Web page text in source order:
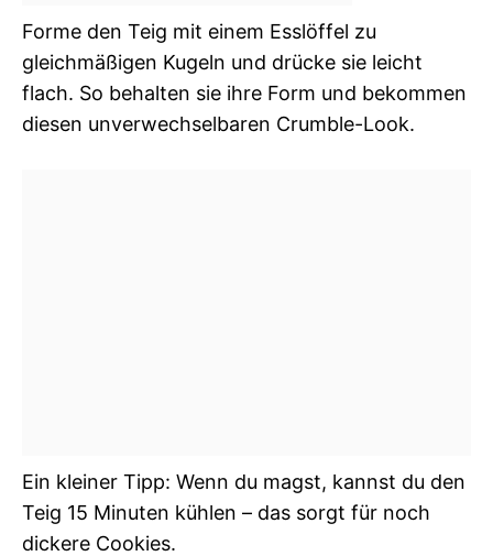
Forme den Teig mit einem Esslöffel zu
gleichmäßigen Kugeln und drücke sie leicht
flach. So behalten sie ihre Form und bekommen
diesen unverwechselbaren Crumble-Look.
Ein kleiner Tipp: Wenn du magst, kannst du den
Teig 15 Minuten kühlen – das sorgt für noch
dickere Cookies.